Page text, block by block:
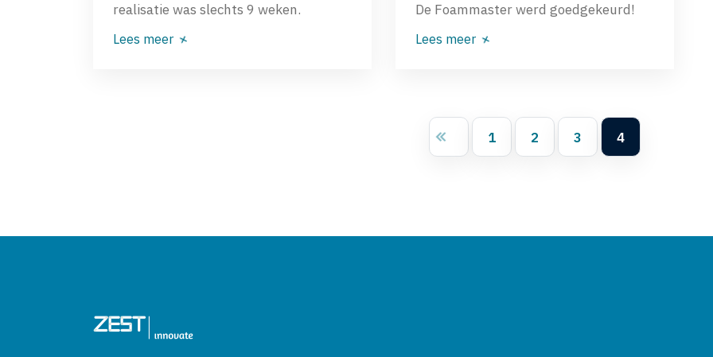
realisatie was slechts 9 weken.
Lees meer
De Foammaster werd goedgekeurd!
Lees meer
1 2 3 4